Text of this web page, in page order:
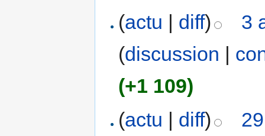
(actu | diff)
3
(discussion |
(+1 109)
(actu | diff)